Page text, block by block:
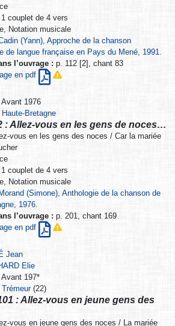
1 couplet de 4 vers
Notation musicale
(Yann), Approche de la chanson
de langue française en Pays du Mené, 1991.
l’ouvrage : p. 112 [2], chant 83
en pdf
Avant 1976
Haute-Bretagne
: Allez-vous en les gens de noces…
vous en les gens des noces / Car la mariée
1 couplet de 4 vers
Notation musicale
Morand (Simone), Anthologie de la chanson de
1976.
l’ouvrage : p. 201, chant 169
en pdf
Jean
Elie
Avant 197*
Trémeur(22)
: Allez-vous en jeune gens des
vous en jeune gens des noces / La mariée